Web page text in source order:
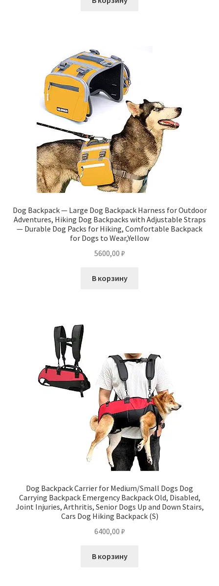
Dog Backpack — Large Dog Backpack Harness for Outdoor
Adventures, Hiking Dog Backpacks with Adjustable Straps
— Durable Dog Packs for Hiking, Comfortable Backpack
for Dogs to Wear,Yellow
5600,00 ₽
В корзину
Dog Backpack Carrier for Medium/Small Dogs Dog
Carrying Backpack Emergency Backpack Old, Disabled,
Joint Injuries, Arthritis, Senior Dogs Up and Down Stairs,
Cars Dog Hiking Backpack (S)
6400,00 ₽
В корзину